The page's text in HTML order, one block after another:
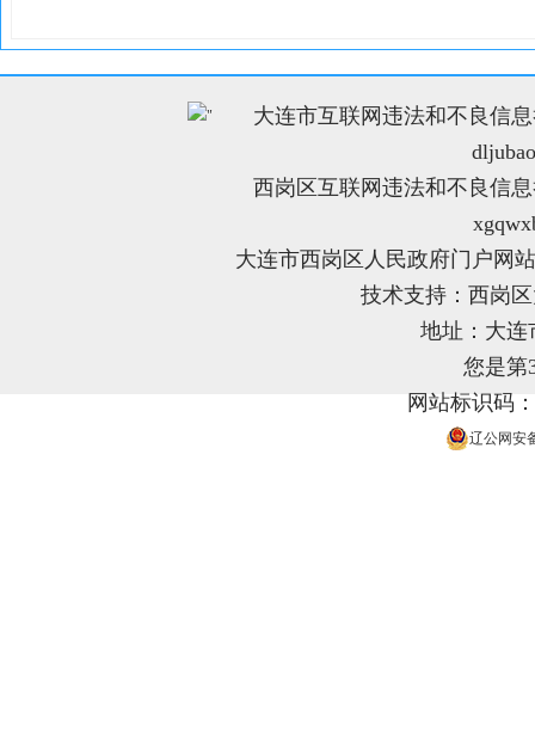
"
大连市互联网违法和不良信
西岗区互联网违法和不良信
大连市西岗区人民政府门户网
技术支持：西岗
地址：大连
您是第
网站标识码
辽公网安